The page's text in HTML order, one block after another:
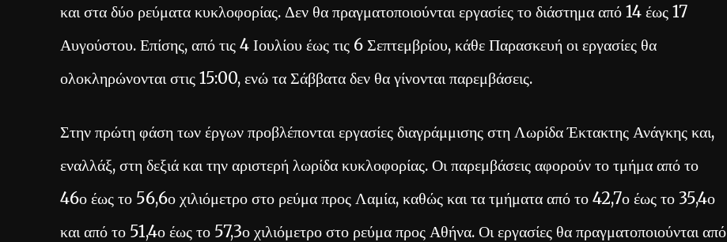
και στα δύο ρεύματα κυκλοφορίας. Δεν θα πραγματοποιούνται εργασίες το διάστημα από 14 έως 17
Αυγούστου. Επίσης, από τις 4 Ιουλίου έως τις 6 Σεπτεμβρίου, κάθε Παρασκευή οι εργασίες θα
ολοκληρώνονται στις 15:00, ενώ τα Σάββατα δεν θα γίνονται παρεμβάσεις.
Στην πρώτη φάση των έργων προβλέπονται εργασίες διαγράμμισης στη Λωρίδα Έκτακτης Ανάγκης και,
εναλλάξ, στη δεξιά και την αριστερή λωρίδα κυκλοφορίας. Οι παρεμβάσεις αφορούν το τμήμα από το
46ο έως το 56,6ο χιλιόμετρο στο ρεύμα προς Λαμία, καθώς και τα τμήματα από το 42,7ο έως το 35,4ο
και από το 51,4ο έως το 57,3ο χιλιόμετρο στο ρεύμα προς Αθήνα. Οι εργασίες θα πραγματοποιούνται από